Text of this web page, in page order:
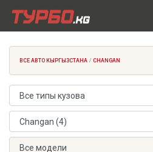
ВСЕ АВТО КЫРГЫЗСТАНА CHANGAN
Тип кузова
Марка автомобиля
Модель автомобиля